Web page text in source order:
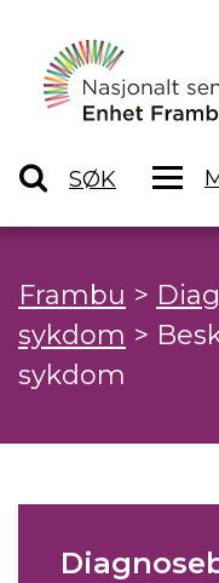
SØK
Frambu >
sykdom >
sykdom